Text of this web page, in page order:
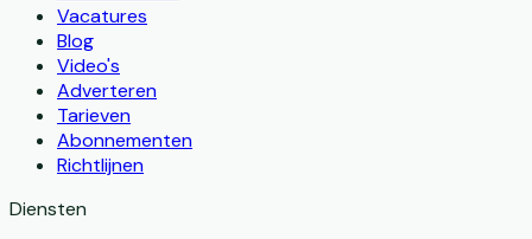
Vacatures
Blog
Video's
Adverteren
Tarieven
Abonnementen
Richtlijnen
Diensten